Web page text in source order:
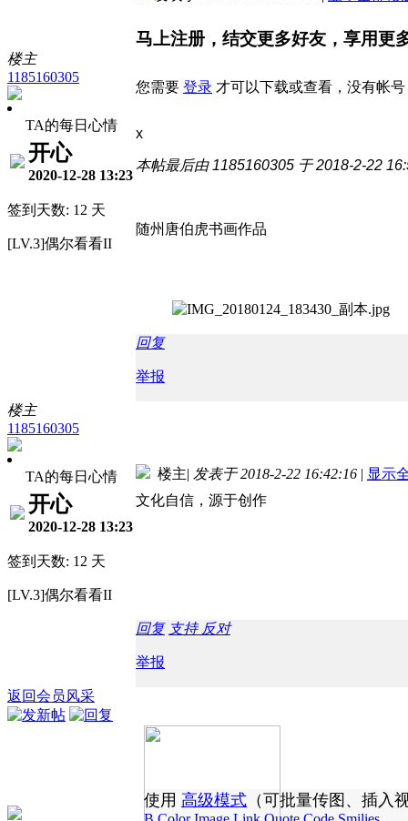
楼主
1185160305
TA的每日心情
开心
2020-12-28 13:23
签到天数: 12 天
[LV.3]偶尔看看II
马上注册，结交更多好友，享用更
您需要 登录 才可以下载或查看，没有帐号
x
本帖最后由 1185160305 于 2018-2-22
随州唐伯虎书画作品
回复
举报
楼主
1185160305
TA的每日心情
开心
2020-12-28 13:23
签到天数: 12 天
[LV.3]偶尔看看II
楼主| 发表于 2018-2-22 16:42:16 | 显示
文化自信，源于创作
回复 支持 反对
举报
返回会员风采
使用 高级模式 （可批量传图、插入